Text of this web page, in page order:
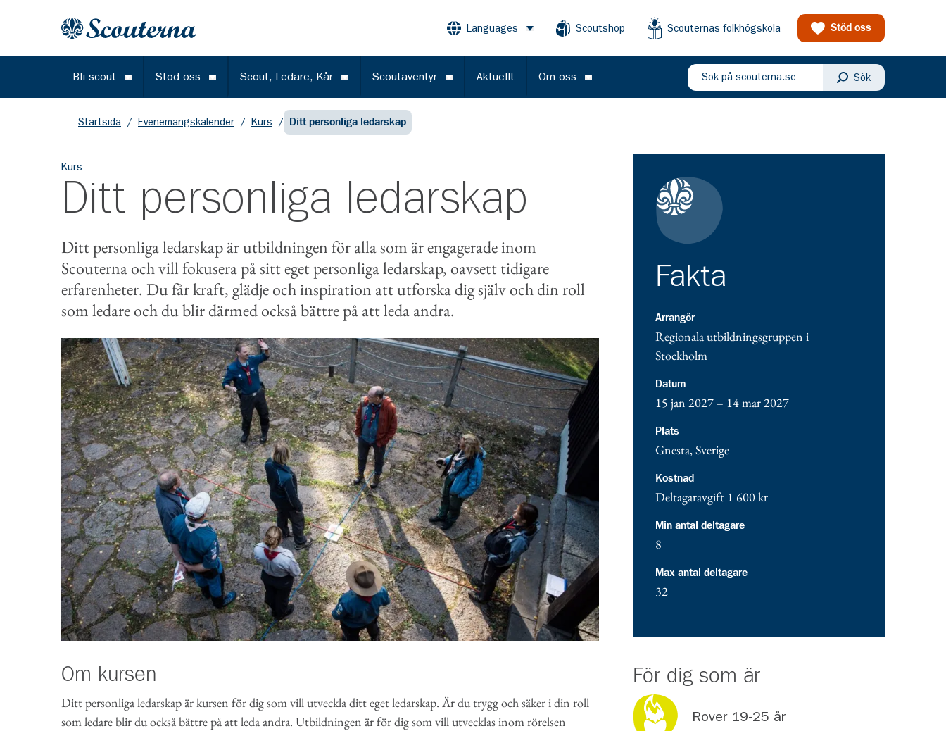
Gå till huvudinnehållet
Languages Öppna menyScoutshop Scouternas folkhögskola Stöd oss
Bli scout Öppna meny
Stöd oss Öppna meny
Scout, Ledare, Kår Öppna meny
Scoutäventyr Öppna meny
Aktuellt Om oss Öppna meny
Sök på scouterna.se Sök
Startsida / Evenemangskalender / Kurs / Ditt personliga ledarskap
Kurs
Ditt personliga ledarskap
Ditt personliga ledarskap är utbildningen för alla som är engagerade inom
Scouterna och vill fokusera på sitt eget personliga ledarskap, oavsett tidigare
erfarenheter. Du får kraft, glädje och inspiration att utforska dig själv och din roll
som ledare och du blir därmed också bättre på att leda andra.
Om kursen
Ditt personliga ledarskap är kursen för dig som vill utveckla ditt eget ledarskap. Är du trygg och säker i din roll
som ledare blir du också bättre på att leda andra. Utbildningen är för dig som vill utvecklas inom rörelsen
Fakta
Arrangör
Regionala utbildningsgruppen i
Stockholm
Datum
15 jan 2027 – 14 mar 2027
Plats
Gnesta,Sverige
Kostnad
Deltagaravgift 1 600 kr
Min antal deltagare
8
Max antal deltagare
32
För dig som är
Rover 19-25 år